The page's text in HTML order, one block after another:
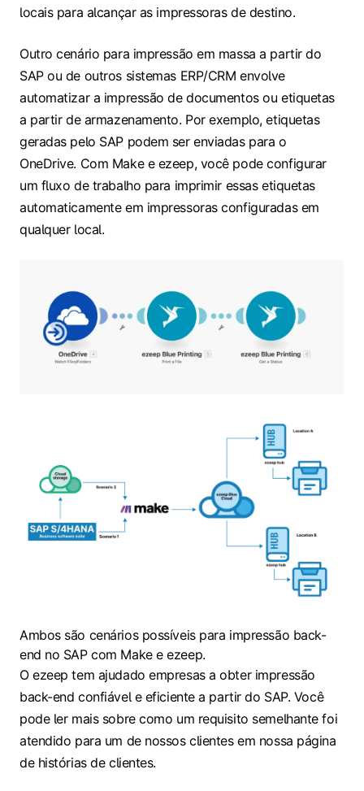
locais para alcançar as impressoras de destino.
Outro cenário para impressão em massa a partir do
SAP ou de outros sistemas ERP/CRM envolve
automatizar a impressão de documentos ou etiquetas
a partir de armazenamento. Por exemplo, etiquetas
geradas pelo SAP podem ser enviadas para o
OneDrive. Com Make e ezeep, você pode configurar
um fluxo de trabalho para imprimir essas etiquetas
automaticamente em impressoras configuradas em
qualquer local.
Ambos são cenários possíveis para impressão back-
end no SAP com Make e ezeep.
O ezeep tem ajudado empresas a obter impressão
back-end confiável e eficiente a partir do SAP. Você
pode ler mais sobre como um requisito semelhante foi
atendido para um de nossos clientes em nossa página
de histórias de clientes.